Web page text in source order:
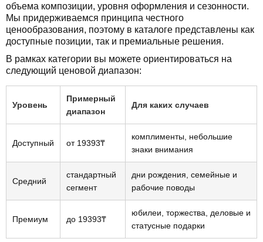
объема композиции, уровня оформления и сезонности.
Мы придерживаемся принципа честного
ценообразования, поэтому в каталоге представлены как
доступные позиции, так и премиальные решения.
В рамках категории вы можете ориентироваться на
следующий ценовой диапазон:
Уровень
Примерный
диапазон
Для каких случаев
Доступный от 19393₸
комплименты, небольшие
знаки внимания
Средний
стандартный
сегмент
дни рождения, семейные и
рабочие поводы
Премиум до 19393₸
юбилеи, торжества, деловые и
статусные подарки